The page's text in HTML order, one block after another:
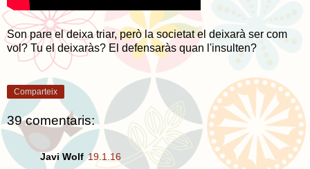
Son pare el deixa triar, però la societat el deixarà ser com
vol? Tu el deixaràs? El defensaràs quan l'insulten?
Comparteix
39 comentaris:
Javi Wolf 19.1.16